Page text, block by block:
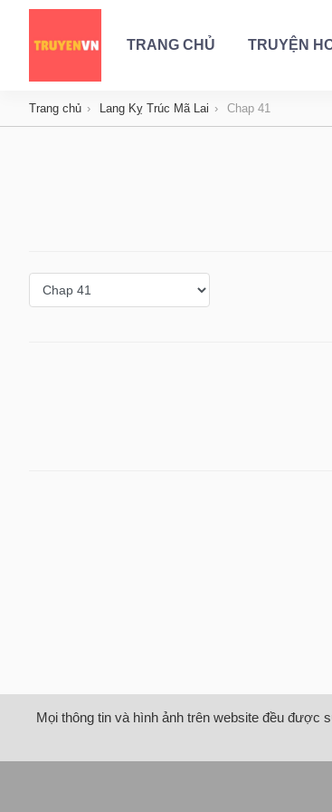
TRANG CHỦ TRUYỆN
Trang chủ Lang Kỵ Trúc Mã Lai Chap 41
Mọi thông tin và hình ảnh trên website đều được